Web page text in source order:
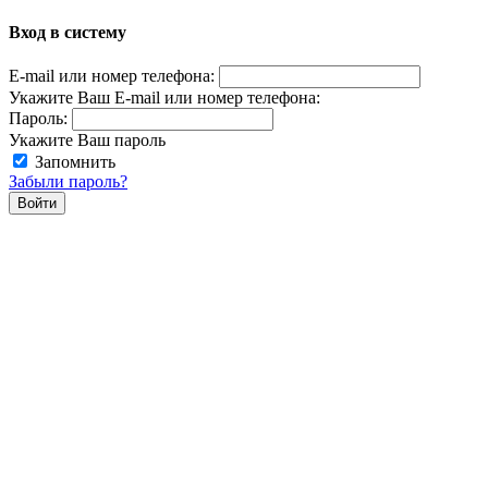
Вход в систему
E-mail или номер телефона:
Укажите Ваш E-mail или номер телефона:
Пароль:
Укажите Ваш пароль
Запомнить
Забыли пароль?